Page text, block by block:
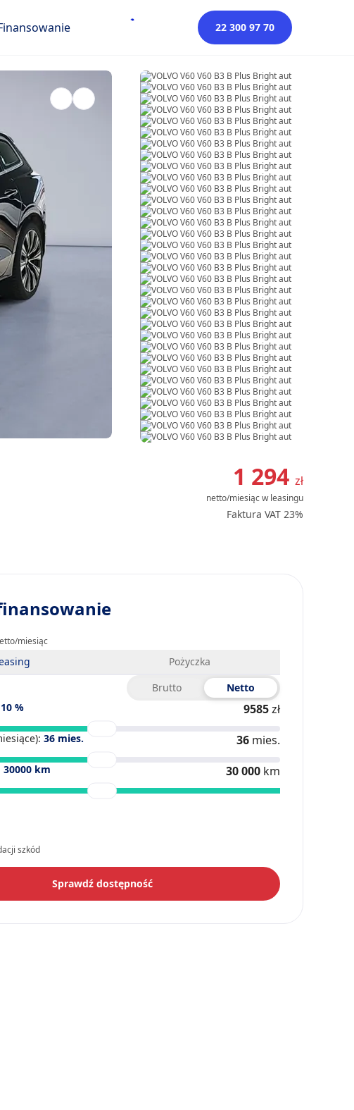
22 300 97 70
1 294 zł
netto/miesiącw leasingu
Faktura VAT 23%
miesiąc
Pożyczka
Brutto
Netto
10 % 9585zł
36 mies. 36 mies.
30000 km 30 000 km
szkód
Sprawdź dostępność